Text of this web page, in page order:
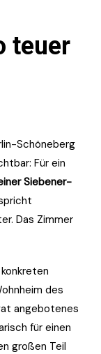
teuer
Schöneberg
Für ein
Siebener-
Das Zimmer
des
angebotenes
für einen
großen Teil